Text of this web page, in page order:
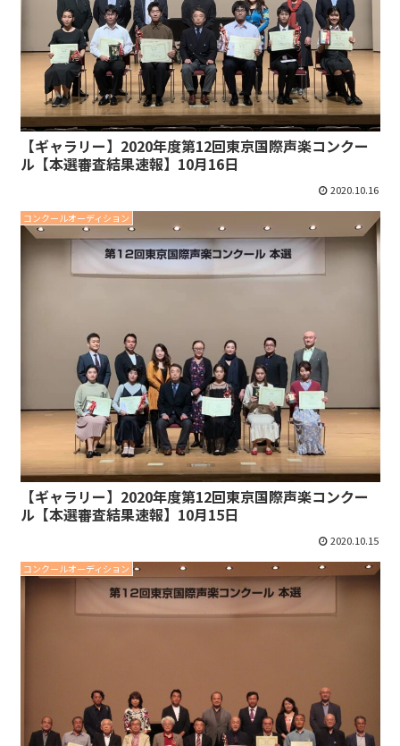
【ギャラリー】2020年度第12回東京国際声楽コンクー
ル【本選審査結果速報】10月16日
2020.10.16
コンクールオーディション
【ギャラリー】2020年度第12回東京国際声楽コンクー
ル【本選審査結果速報】10月15日
2020.10.15
コンクールオーディション